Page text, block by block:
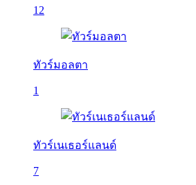
12
ทัวร์มอลตา
1
ทัวร์เนเธอร์แลนด์
7